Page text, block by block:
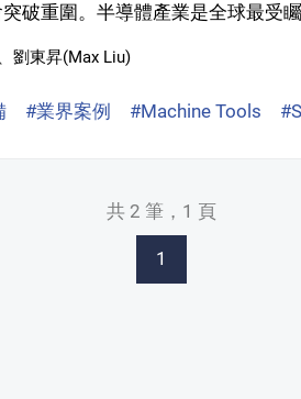
破重圍。半導體產業是全球最受
劉東昇(Max Liu)
#業界案例 #Machine Tools
共 2 筆，1 頁
1